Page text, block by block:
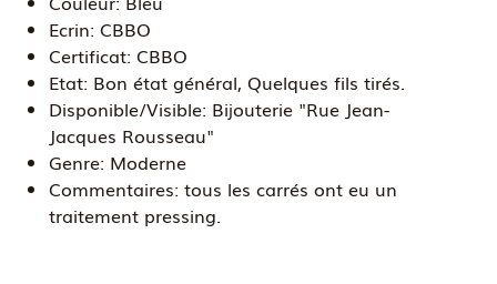
Ecrin: CBBO
Certificat: CBBO
Etat: Bon état général, Quelques fils tirés.
Disponible/Visible: Bijouterie "Rue Jean-
Jacques Rousseau"
Genre: Moderne
Commentaires: tous les carrés ont eu un
traitement pressing.